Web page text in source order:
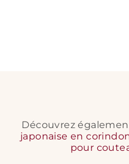
Découvrez
japonaise en
pour